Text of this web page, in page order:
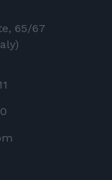
65/67